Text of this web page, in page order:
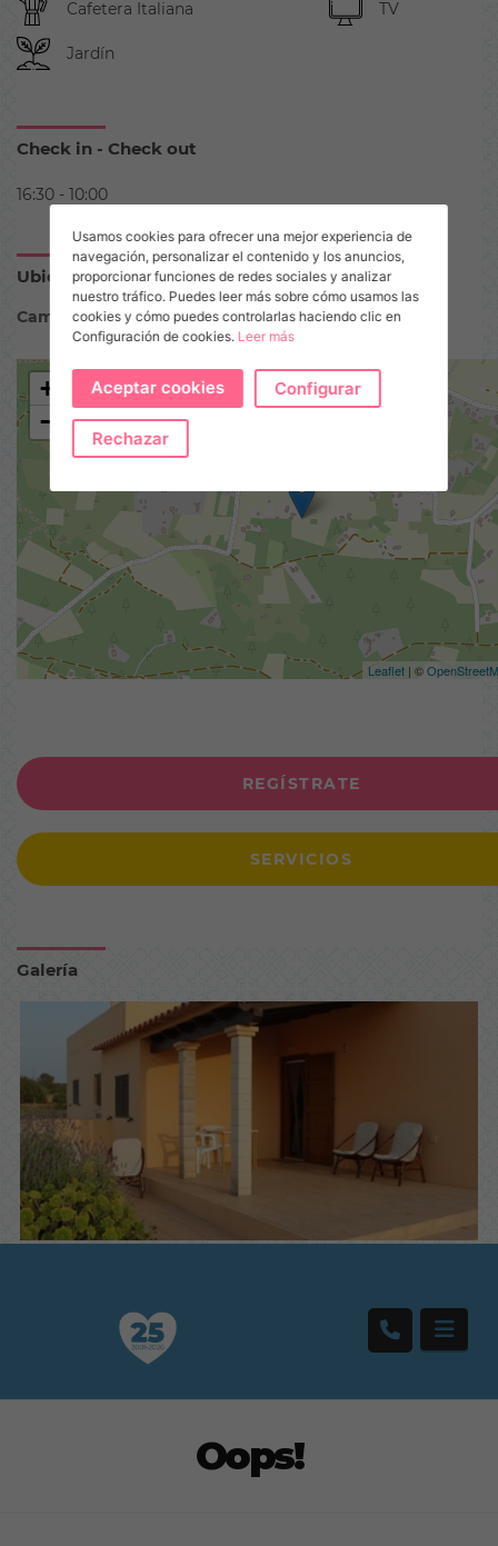
Cafetera Italiana
Jardín
TV
Check in - Check out
16:30 - 10:00
Ubicación
Camino Vell de Cala Saona II
+
−
Leaflet | ©
REGÍSTRATE
SERVICIOS
Galería
Usamos cookies para ofrecer una mejor experiencia de
navegación, personalizar el contenido y los anuncios,
proporcionar funciones de redes sociales y analizar
nuestro tráfico. Puedes leer más sobre cómo usamos las
cookies y cómo puedes controlarlas haciendo clic en
Configuración de cookies. Leer más
Aceptar cookies Configurar
Rechazar